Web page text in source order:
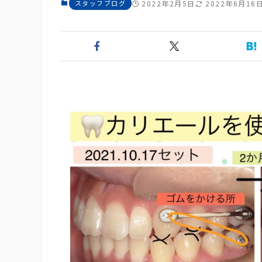
スタッフブログ 2022年2月5日 2022年6月16